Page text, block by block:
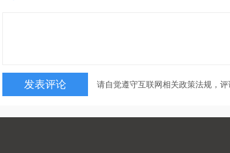
请自觉遵守互联网相关政策法规，